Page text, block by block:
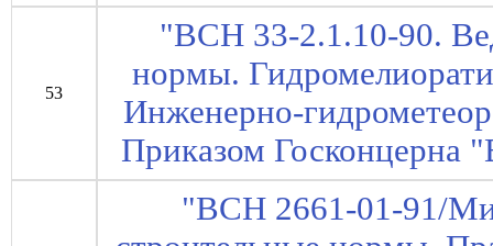
53
"ВСН 33-2.1.10-90.
нормы.
Инженерно-
Приказом Госконцерна
"ВСН 2661-01-91/